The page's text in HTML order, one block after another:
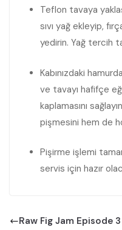
Teflon tavaya
sıvı yağ ekleyip,
yedirin. Yağ tercih
Kabınızdaki
ve tavayı hafifçe
kaplamasını
pişmesini hem de
Pişirme işlemi
servis için hazır
Raw Fig Jam Episode